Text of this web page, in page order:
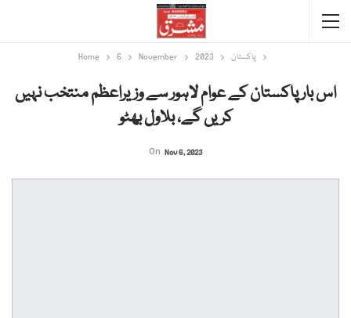
Home 6 November 2023 پاکستان
اس بار پاکستان کے عوام لاہور سے وزیراعظم منتخب نہیں
کریں گے، بلاول بھٹو
On Nov 6, 2023